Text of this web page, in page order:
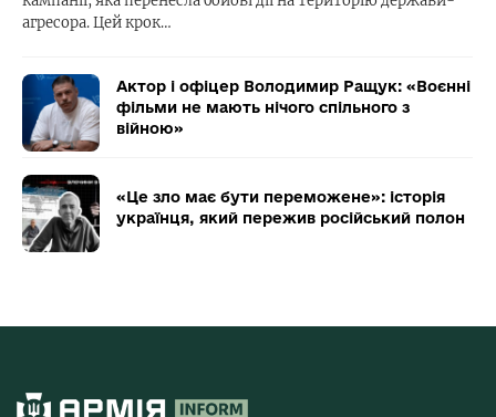
агресора. Цей крок…
Актор і офіцер Володимир Ращук: «Воєнні
фільми не мають нічого спільного з
війною»
«Це зло має бути переможене»: історія
українця, який пережив російський полон